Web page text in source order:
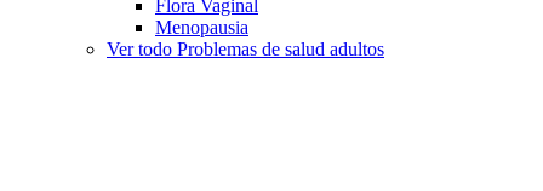
Flora Vaginal
Menopausia
Ver todo Problemas de salud adultos